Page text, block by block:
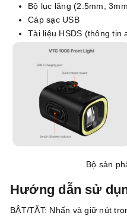
Bộ lục lăng (2.5mm,
Cáp sạc USB
Tài liệu HSDS (thông tin
Bộ sản
Hướng dẫn sử
BẬT/TẮT: Nhấn và giữ nút